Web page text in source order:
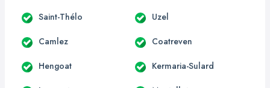
Saint-Thélo Uzel
Camlez Coatreven
Hengoat Kermaria-Sulard